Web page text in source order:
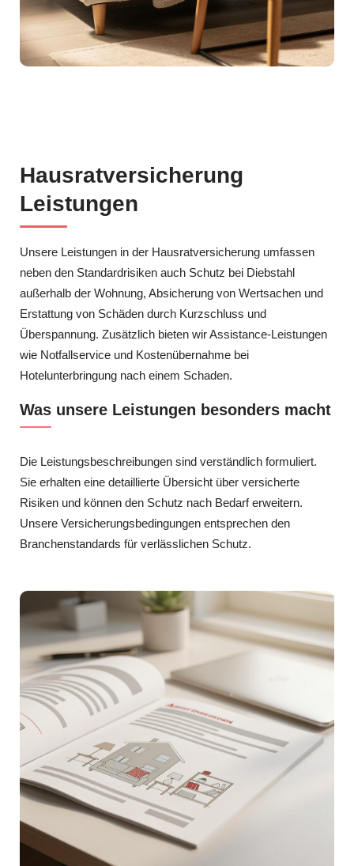
Hausratversicherung
Leistungen
Unsere Leistungen in der Hausratversicherung umfassen
neben den Standardrisiken auch Schutz bei Diebstahl
außerhalb der Wohnung, Absicherung von Wertsachen und
Erstattung von Schäden durch Kurzschluss und
Überspannung. Zusätzlich bieten wir Assistance-Leistungen
wie Notfallservice und Kostenübernahme bei
Hotelunterbringung nach einem Schaden.
Was unsere Leistungen besonders macht
Die Leistungsbeschreibungen sind verständlich formuliert.
Sie erhalten eine detaillierte Übersicht über versicherte
Risiken und können den Schutz nach Bedarf erweitern.
Unsere Versicherungsbedingungen entsprechen den
Branchenstandards für verlässlichen Schutz.